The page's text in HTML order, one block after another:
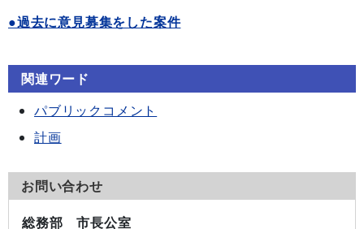
●過去に意見募集をした案件
関連ワード
パブリックコメント
計画
お問い合わせ
総務部 市長公室